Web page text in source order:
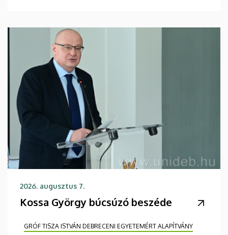
2026. augusztus 7.
Kossa György búcsúzó beszéde
GRÓF TISZA ISTVÁN DEBRECENI EGYETEMÉRT ALAPÍTVÁNY